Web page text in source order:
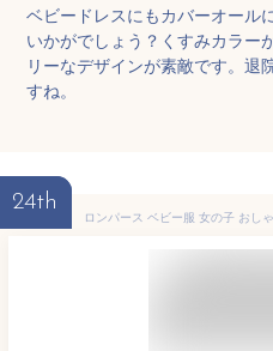
ベビードレスにもカバーオール
いかがでしょう？くすみカラー
リーなデザインが素敵です。退
すね。
24th